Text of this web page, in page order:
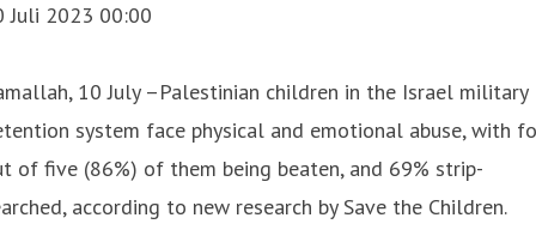
Juli 2023 00:00
10 July –Palestinian children in the Israel military
system face physical and emotional abuse, with
of five (86%) of them being beaten, and 69% strip-
according to new research by Save the Children.